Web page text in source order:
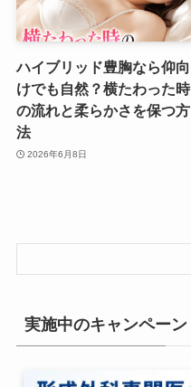
ハイブリッド豊胸なら仰向
けでも自然？横たわった時
の流れと柔らかさを保つ方
法
2026年6月8日
実施中のキャンペーン